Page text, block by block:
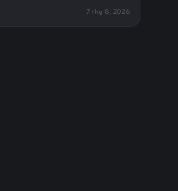
7 thg 8, 2026